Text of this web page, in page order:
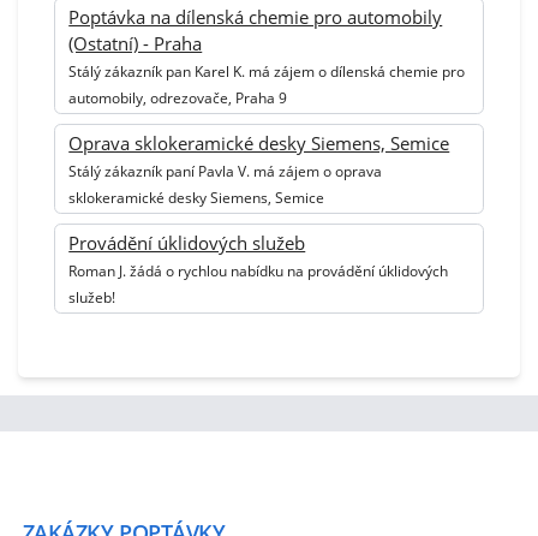
Poptávka na dílenská chemie pro automobily
(Ostatní) - Praha
Stálý zákazník pan Karel K. má zájem o dílenská chemie pro
automobily, odrezovače, Praha 9
Oprava sklokeramické desky Siemens, Semice
Stálý zákazník paní Pavla V. má zájem o oprava
sklokeramické desky Siemens, Semice
Provádění úklidových služeb
Roman J. žádá o rychlou nabídku na provádění úklidových
služeb!